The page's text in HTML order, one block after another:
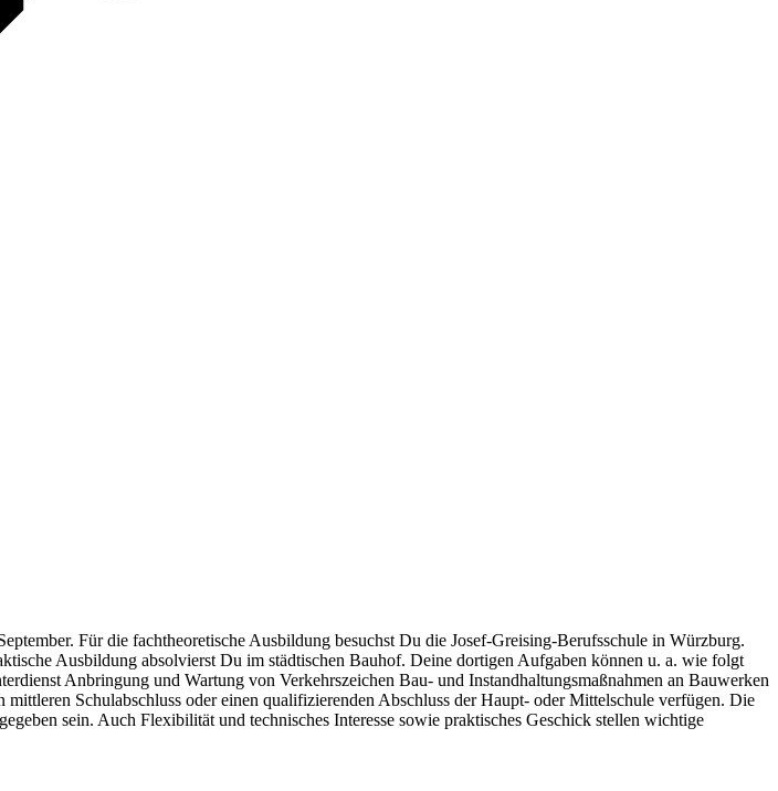
Für die fachtheoretische Ausbildung besuchst Du die Josef-Greising-Berufsschule in Würzburg.
Ausbildung absolvierst Du im städtischen Bauhof. Deine dortigen Aufgaben können u. a. wie folgt
Anbringung und Wartung von Verkehrszeichen Bau- und Instandhaltungsmaßnahmen an Bauwerken
Schulabschluss oder einen qualifizierenden Abschluss der Haupt- oder Mittelschule verfügen. Die
sein. Auch Flexibilität und technisches Interesse sowie praktisches Geschick stellen wichtige